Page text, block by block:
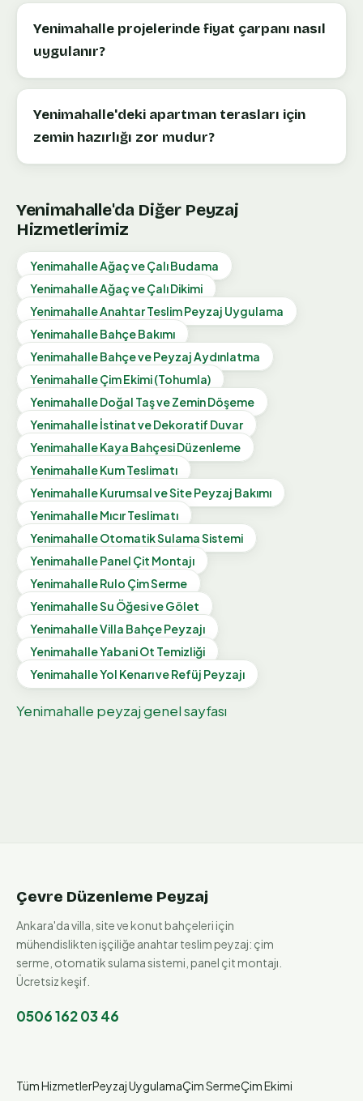
Yenimahalle projelerinde fiyat çarpanı nasıl
uygulanır?
Yenimahalle'deki apartman terasları için
zemin hazırlığı zor mudur?
Yenimahalle'da Diğer Peyzaj
Hizmetlerimiz
YenimahalleAğaç ve Çalı Budama
YenimahalleAğaç ve Çalı Dikimi
YenimahalleAnahtar Teslim Peyzaj Uygulama
YenimahalleBahçe Bakımı
YenimahalleBahçe ve Peyzaj Aydınlatma
YenimahalleÇim Ekimi (Tohumla)
YenimahalleDoğal Taş ve Zemin Döşeme
Yenimahalleİstinat ve Dekoratif Duvar
YenimahalleKaya Bahçesi Düzenleme
YenimahalleKum Teslimatı
YenimahalleKurumsal ve Site Peyzaj Bakımı
YenimahalleMıcır Teslimatı
YenimahalleOtomatik Sulama Sistemi
YenimahallePanel Çit Montajı
YenimahalleRulo Çim Serme
YenimahalleSu Öğesi ve Gölet
YenimahalleVilla Bahçe Peyzajı
YenimahalleYabani Ot Temizliği
YenimahalleYol Kenarı ve Refüj Peyzajı
Yenimahalle peyzaj genel sayfası
Çevre Düzenleme Peyzaj
Ankara'da villa, site ve konut bahçeleri için
mühendislikten işçiliğe anahtar teslim peyzaj: çim
serme, otomatik sulama sistemi, panel çit montajı.
Ücretsiz keşif.
0506 162 03 46
Tüm HizmetlerPeyzaj UygulamaÇim SermeÇim Ekimi